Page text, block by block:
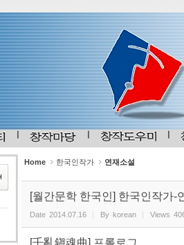
Home 한국인작가 연재소설
[월간문학 한국인] 한국인작가-
Date 2014.07.16 By korean Views
[壬亂鎭魂曲] 프롤로그
케치북5
케치북5